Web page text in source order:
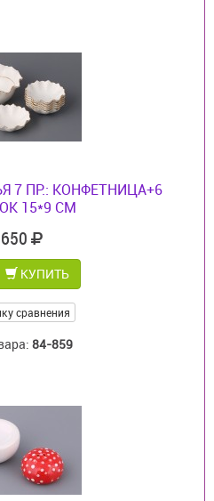
7 ПР.: КОНФЕТНИЦА+6
15*9 СМ
КУПИТЬ
сравнения
84-859